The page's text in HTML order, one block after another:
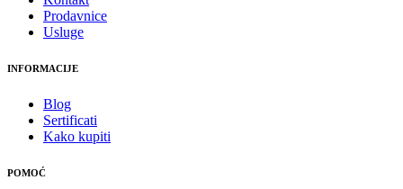
Prodavnice
Usluge
INFORMACIJE
Blog
Sertificati
Kako kupiti
POMOĆ